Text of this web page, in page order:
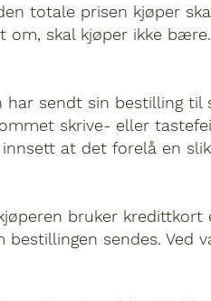
totale prisen kjøper
om, skal kjøper ikke bære.
sendt sin bestilling til
skrive- eller
at det forelå en
bruker
sendes.